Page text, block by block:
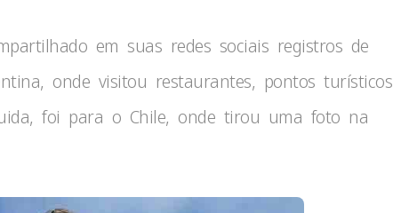
em suas redes sociais registros de
onde visitou restaurantes, pontos turísticos
foi para o Chile, onde tirou uma foto na